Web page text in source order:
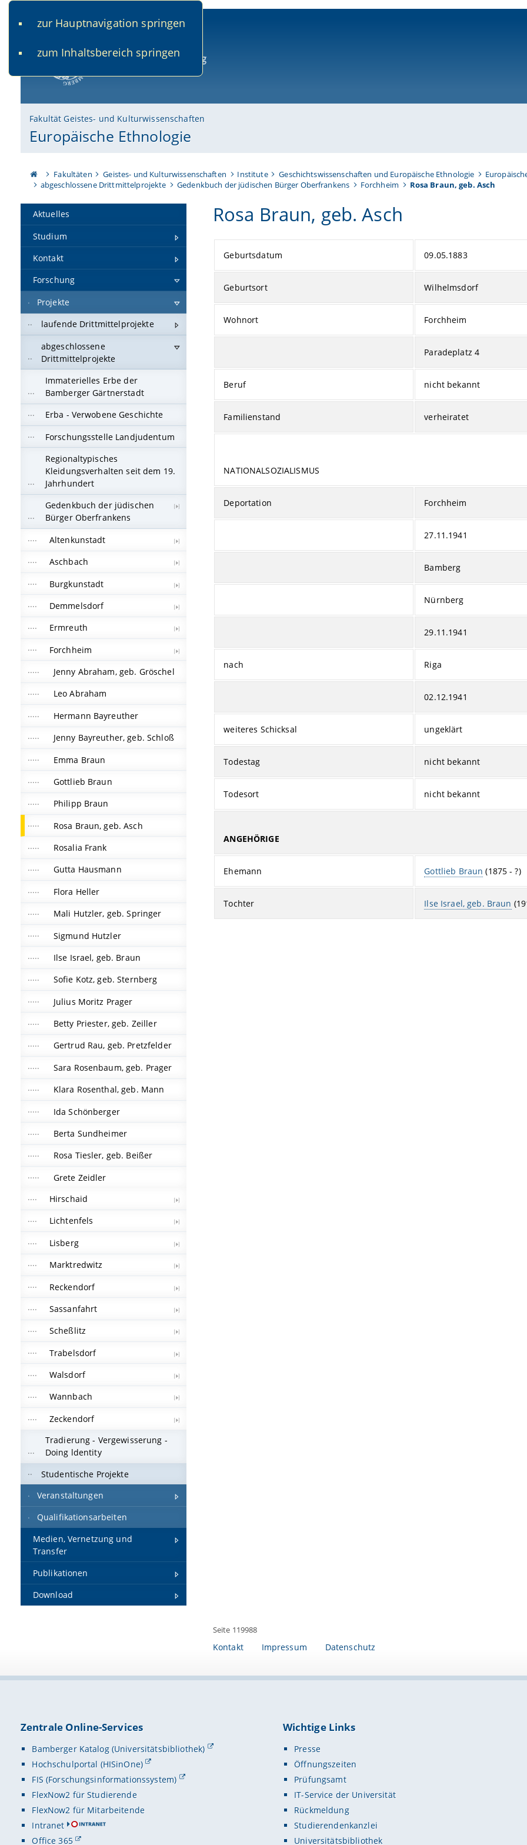
zur Hauptnavigation springen
zum Inhaltsbereich springen
Fakultät Geistes- und Kulturwissenschaften
Europäische Ethnologie
Fakultäten Geistes- und Kulturwissenschaften Institute Geschichtswissenschaften und Europäische Ethnologie
abgeschlossene Drittmittelprojekte
Gedenkbuch der jüdischen Bürger Oberfrankens Forchheim Rosa Braun, geb. Asch
Aktuelles
Studium
Kontakt
Forschung
Projekte
laufende Drittmittelprojekte
abgeschlossene
Drittmittelprojekte
Immaterielles Erbe der
Bamberger Gärtnerstadt
Erba - Verwobene Geschichte
Forschungsstelle Landjudentum
Regionaltypisches
Kleidungsverhalten seit dem 19.
Jahrhundert
Gedenkbuch der jüdischen
Bürger Oberfrankens
Altenkunstadt
Aschbach
Burgkunstadt
Demmelsdorf
Ermreuth
Forchheim
Jenny Abraham, geb. Gröschel
Leo Abraham
Hermann Bayreuther
Jenny Bayreuther, geb. Schloß
Emma Braun
Gottlieb Braun
Philipp Braun
Rosa Braun, geb. Asch
Rosalia Frank
Gutta Hausmann
Flora Heller
Mali Hutzler, geb. Springer
Sigmund Hutzler
Ilse Israel, geb. Braun
Sofie Kotz, geb. Sternberg
Julius Moritz Prager
Betty Priester, geb. Zeiller
Gertrud Rau, geb. Pretzfelder
Sara Rosenbaum, geb. Prager
Klara Rosenthal, geb. Mann
Ida Schönberger
Berta Sundheimer
Rosa Tiesler, geb. Beißer
Grete Zeidler
Hirschaid
Lichtenfels
Lisberg
Marktredwitz
Reckendorf
Sassanfahrt
Scheßlitz
Trabelsdorf
Walsdorf
Wannbach
Zeckendorf
Tradierung - Vergewisserung -
Doing ldentity
Studentische Projekte
Veranstaltungen
Qualifikationsarbeiten
Medien, Vernetzung und
Transfer
Publikationen
Download
Rosa Braun, geb. Asch
Geburtsdatum 09.05.1883
Geburtsort Wilhelmsdorf
Wohnort Forchheim
Paradeplatz 4
Beruf nicht bekannt
Familienstand verheiratet
NATIONALSOZIALISMUS
Deportation Forchheim
27.11.1941
Bamberg
Nürnberg
29.11.1941
nach Riga
02.12.1941
weiteres Schicksal ungeklärt
Todestag nicht bekannt
Todesort nicht bekannt
ANGEHÖRIGE
Ehemann Gottlieb Braun (1875 - ?)
Tochter Ilse Israel, geb. Braun
Seite 119988
Kontakt Impressum Datenschutz
Zentrale Online-Services
Bamberger Katalog (Universitätsbibliothek)
Hochschulportal (HISinOne)
FIS (Forschungsinformationssystem)
FlexNow2 für Studierende
FlexNow2 für Mitarbeitende
Intranet
Office 365
Wichtige Links
Presse
Öffnungszeiten
Prüfungsamt
IT-Service der Universität
Rückmeldung
Studierendenkanzlei
Universitätsbibliothek